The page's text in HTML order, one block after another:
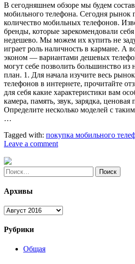
В сегодняшнем обзоре мы будем
мобильного телефона. Сегодня рынок
количество мобильных телефонов.
бренды, которые зарекомендовали
недешево. Мы можем их купить не
играет роль наличность в кармане. А
эконом — вариантами дешевых
могут себе позволить большинство
план. 1. Для начала изучите весь
телефонов в интернете, прочитайте
для себя какие характеристики вам
камера, память, звук, зарядка, ценовая
Определите несколько моделей с
…
Tagged with: покупка мобильного
Leave a comment
Найти:
Архивы
Архивы
Рубрики
Общая